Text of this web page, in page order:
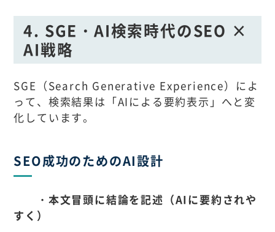
4. SGE・AI検索時代のSEO ×
AI戦略
SGE（Search Generative Experience）によ
って、検索結果は「AIによる要約表示」へと変
化しています。
SEO成功のためのAI設計
・本文冒頭に結論を記述（AIに要約されや
すく）